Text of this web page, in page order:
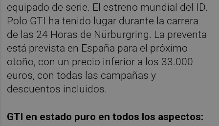
equipado de serie. El estreno mundial del ID.
Polo GTI ha tenido lugar durante la carrera
de las 24 Horas de Nürburgring. La preventa
está prevista en España para el próximo
otoño, con un precio inferior a los 33.000
euros, con todas las campañas y
descuentos incluidos.
GTI en estado puro en todos los aspectos: